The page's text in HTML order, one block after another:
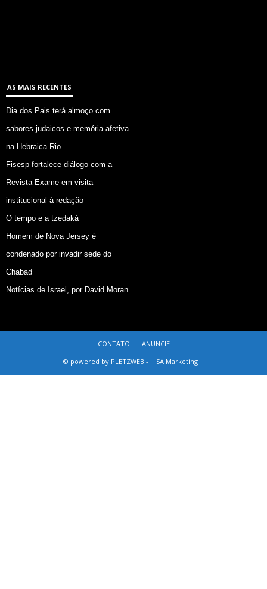
AS MAIS RECENTES
Dia dos Pais terá almoço com
sabores judaicos e memória afetiva
na Hebraica Rio
Fisesp fortalece diálogo com a
Revista Exame em visita
institucional à redação
O tempo e a tzedaká
Homem de Nova Jersey é
condenado por invadir sede do
Chabad
Notícias de Israel, por David Moran
CONTATO
ANUNCIE
© powered by PLETZWEB -
SA Marketing